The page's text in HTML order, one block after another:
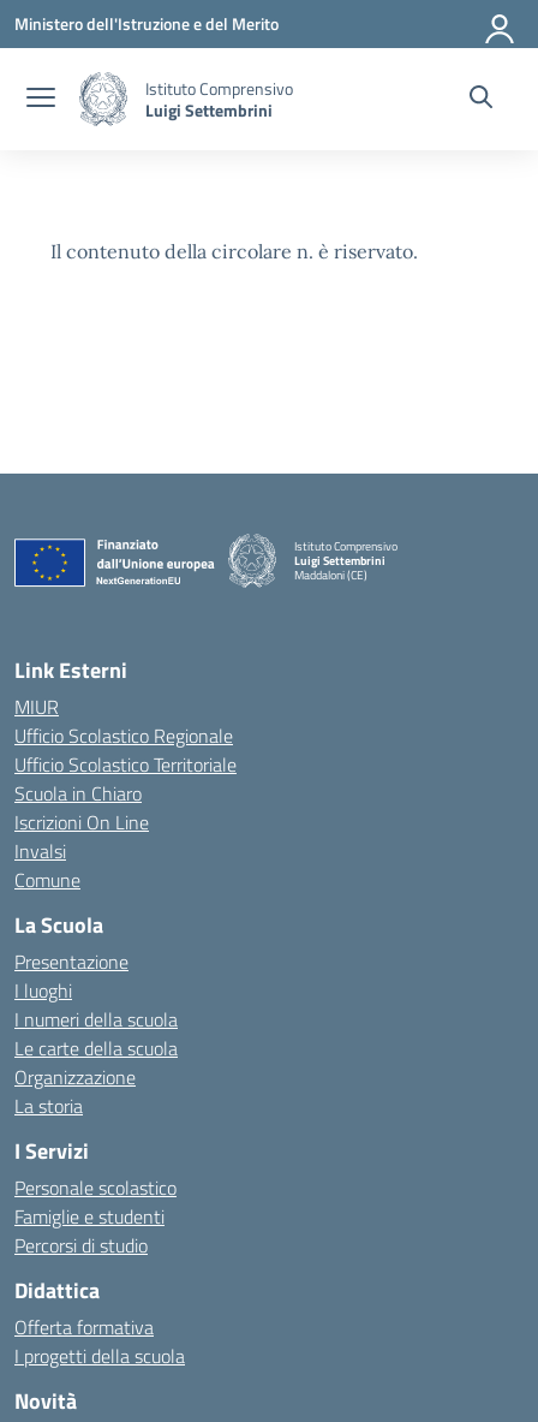
Vai ai contenuti
Vai al menu di navigazione
Vai al footer
Ministero dell'Istruzione e del Merito
Istituto Comprensivo
Luigi Settembrini
Il contenuto della circolare n. è riservato.
Istituto Comprensivo
Luigi Settembrini
Maddaloni (CE)
Link Esterni
MIUR
Ufficio Scolastico Regionale
Ufficio Scolastico Territoriale
Scuola in Chiaro
Iscrizioni On Line
Invalsi
Comune
La Scuola
Presentazione
I luoghi
I numeri della scuola
Le carte della scuola
Organizzazione
La storia
I Servizi
Personale scolastico
Famiglie e studenti
Percorsi di studio
Didattica
Offerta formativa
I progetti della scuola
Novità